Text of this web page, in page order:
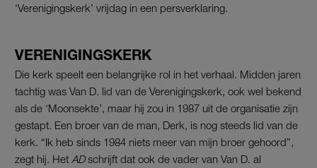
‘Verenigingskerk’ vrijdag in een persverklaring.
VERENIGINGSKERK
Die kerk speelt een belangrijke rol in het verhaal. Midden jaren
tachtig was Van D. lid van de Verenigingskerk, ook wel bekend
als de ‘Moonsekte’, maar hij zou in 1987 uit de organisatie zijn
gestapt. Een broer van de man, Derk, is nog steeds lid van de
kerk. “Ik heb sinds 1984 niets meer van mijn broer gehoord”,
zegt hij. Het ADschrijft dat ook de vader van Van D. al